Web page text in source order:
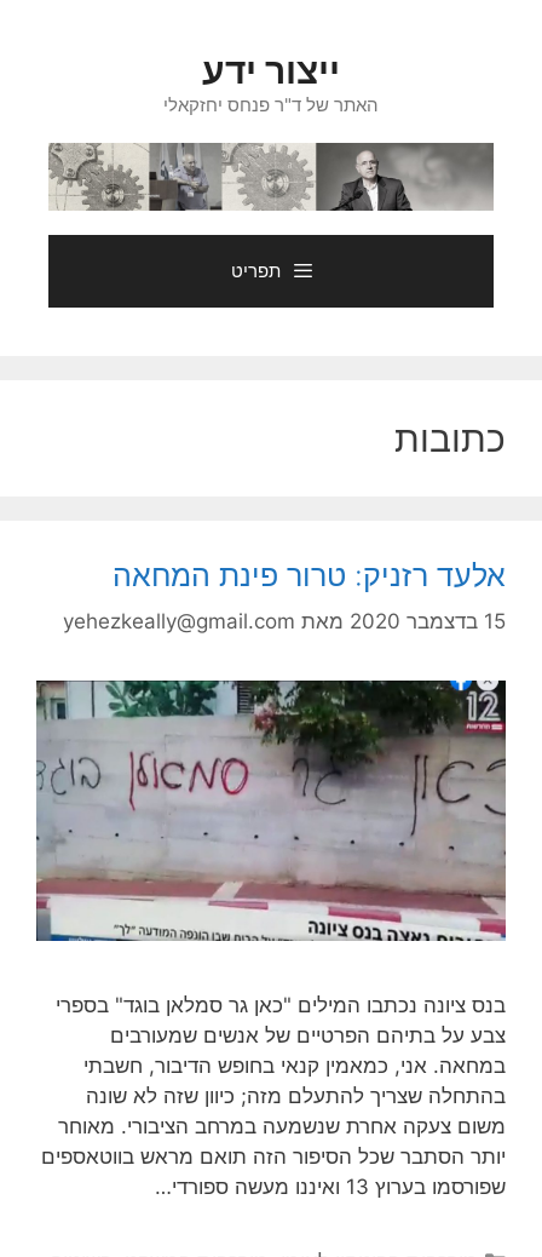
ייצור ידע
האתר של ד"ר פנחס יחזקאלי
תפריט
כתובות
אלעד רזניק: טרור פינת המחאה
15 בדצמבר 2020 מאת yehezkeally@gmail.com
בנס ציונה נכתבו המילים "כאן גר סמלאן בוגד" בספרי
צבע על בתיהם הפרטיים של אנשים שמעורבים
במחאה. אני, כמאמין קנאי בחופש הדיבור, חשבתי
בהתחלה שצריך להתעלם מזה; כיוון שזה לא שונה
משום צעקה אחרת שנשמעה במרחב הציבורי. מאוחר
יותר הסתבר שכל הסיפור הזה תואם מראש בווטאספים
שפורסמו בערוץ 13 ואיננו מעשה ספורדי…